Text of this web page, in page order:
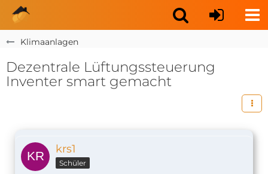
Klimaanlagen
Dezentrale Lüftungssteuerung
Inventer smart gemacht
krs1
Schüler